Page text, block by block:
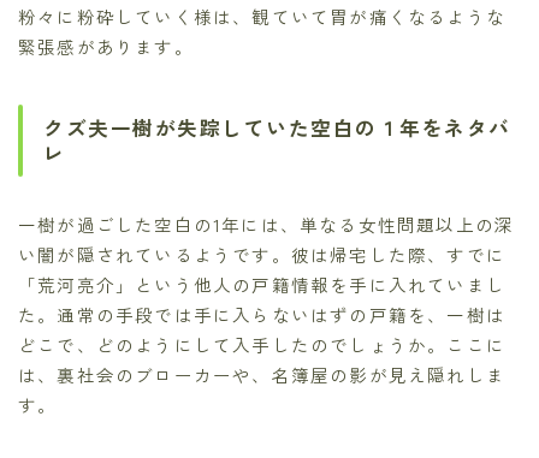
粉々に粉砕していく様は、観ていて胃が痛くなるような
緊張感があります。
クズ夫一樹が失踪していた空白の１年をネタバ
レ
一樹が過ごした空白の1年には、単なる女性問題以上の深
い闇が隠されているようです。彼は帰宅した際、すでに
「荒河亮介」という他人の戸籍情報を手に入れていまし
た。通常の手段では手に入らないはずの戸籍を、一樹は
どこで、どのようにして入手したのでしょうか。ここに
は、裏社会のブローカーや、名簿屋の影が見え隠れしま
す。